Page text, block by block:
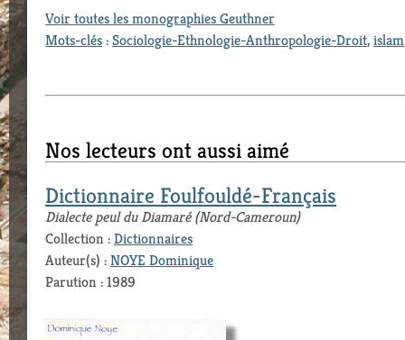
Voir toutes les monographies Geuthner
Mots-clés:Sociologie-Ethnologie-Anthropologie-Droit,islam
Nos lecteurs ont aussi aimé
Dictionnaire Foulfouldé-Français
Dialecte peul du Diamaré (Nord-Cameroun)
Collection :Dictionnaires
Auteur(s) :NOYE Dominique
Parution : 1989